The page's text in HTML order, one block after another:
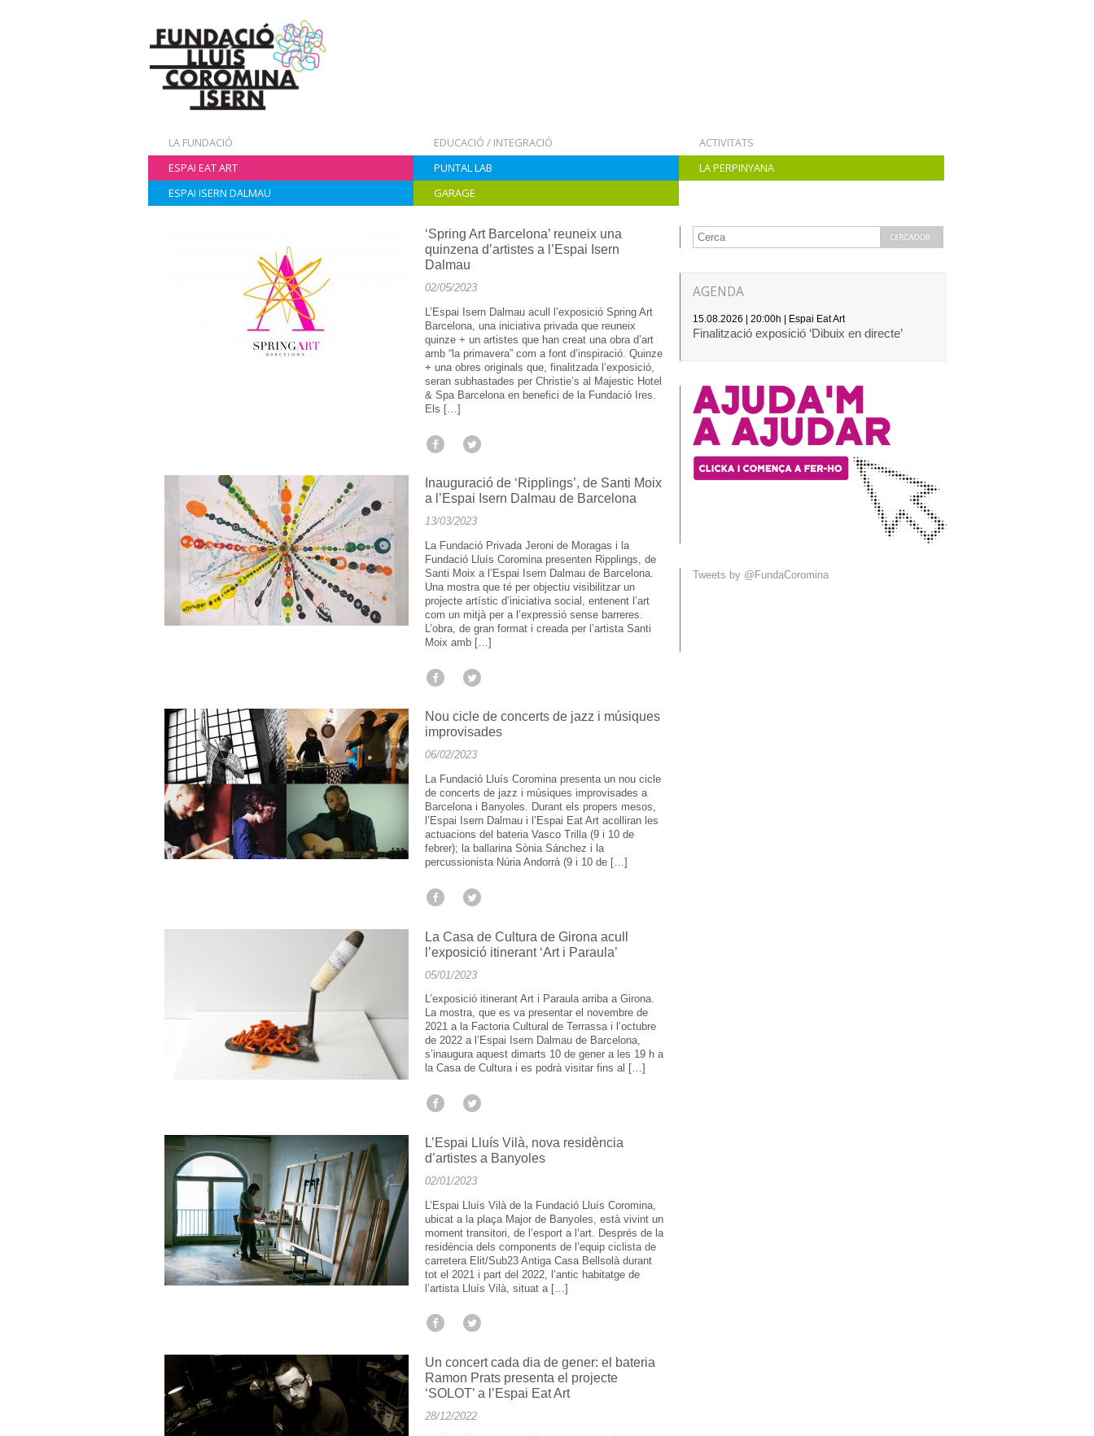
LA FUNDACIÓ EDUCACIÓ / INTEGRACIÓ
ACTIVITATS
ESPAI EAT ART
PUNTAL LAB
LA PERPINYANA
ESPAI ISERN DALMAU
GARAGE
‘Spring Art Barcelona’ reuneix una
quinzena d’artistes a l’Espai Isern
Dalmau
02/05/2023
L’Espai Isern Dalmau acull l’exposició Spring Art
Barcelona, una iniciativa privada que reuneix
quinze + un artistes que han creat una obra d’art
amb “la primavera” com a font d’inspiració. Quinze
+ una obres originals que, finalitzada l’exposició,
seran subhastades per Christie’s al Majestic Hotel
& Spa Barcelona en benefici de la Fundació Ires.
Els […]
Inauguració de ‘Ripplings’, de Santi Moix
a l’Espai Isern Dalmau de Barcelona
13/03/2023
La Fundació Privada Jeroni de Moragas i la
Fundació Lluís Coromina presenten Ripplings, de
Santi Moix a l’Espai Isern Dalmau de Barcelona.
Una mostra que té per objectiu visibilitzar un
projecte artístic d’iniciativa social, entenent l’art
com un mitjà per a l’expressió sense barreres.
L’obra, de gran format i creada per l’artista Santi
Moix amb […]
Nou cicle de concerts de jazz i músiques
improvisades
06/02/2023
La Fundació Lluís Coromina presenta un nou cicle
de concerts de jazz i músiques improvisades a
Barcelona i Banyoles. Durant els propers mesos,
l’Espai Isern Dalmau i l’Espai Eat Art acolliran les
actuacions del bateria Vasco Trilla (9 i 10 de
febrer); la ballarina Sònia Sánchez i la
percussionista Núria Andorrà (9 i 10 de […]
La Casa de Cultura de Girona acull
l’exposició itinerant ‘Art i Paraula’
05/01/2023
L’exposició itinerant Art i Paraula arriba a Girona.
La mostra, que es va presentar el novembre de
2021 a la Factoria Cultural de Terrassa i l’octubre
de 2022 a l’Espai Isern Dalmau de Barcelona,
s’inaugura aquest dimarts 10 de gener a les 19 h a
la Casa de Cultura i es podrà visitar fins al […]
L’Espai Lluís Vilà, nova residència
d’artistes a Banyoles
02/01/2023
L’Espai Lluís Vilà de la Fundació Lluís Coromina,
ubicat a la plaça Major de Banyoles, està vivint un
moment transitori, de l’esport a l’art. Després de la
residència dels components de l’equip ciclista de
carretera Elit/Sub23 Antiga Casa Bellsolà durant
tot el 2021 i part del 2022, l’antic habitatge de
l’artista Lluís Vilà, situat a […]
Un concert cada dia de gener: el bateria
Ramon Prats presenta el projecte
‘SOLOT’ a l’Espai Eat Art
28/12/2022
AGENDA
15.08.2026 | 20:00h | Espai Eat Art
Finalització exposició ‘Dibuix en directe’
Tweets by @FundaCoromina